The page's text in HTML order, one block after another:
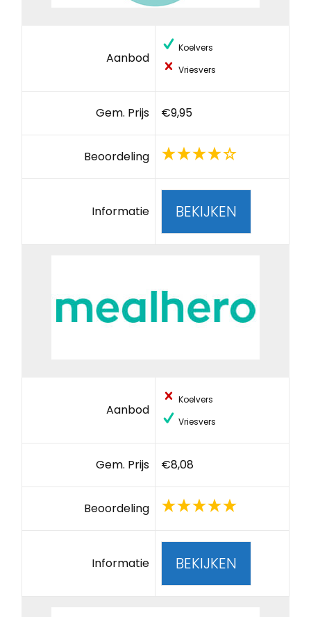
Aanbod
Koelvers
Vriesvers
Gem. Prijs €9,95
Beoordeling
Informatie BEKIJKEN
Aanbod
Koelvers
Vriesvers
Gem. Prijs €8,08
Beoordeling
Informatie BEKIJKEN